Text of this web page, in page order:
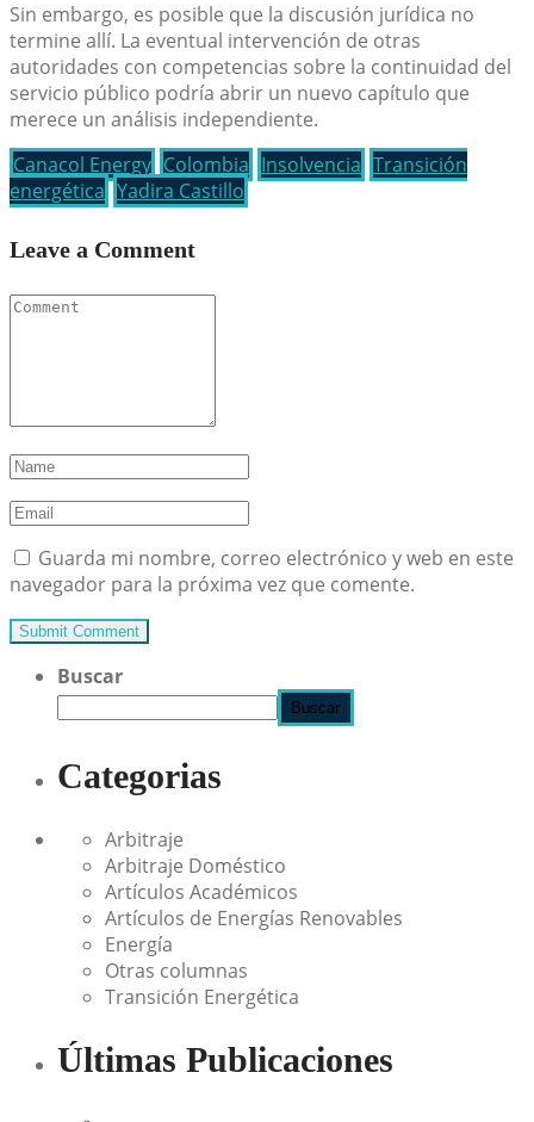
Sin embargo, es posible que la discusión jurídica no
termine allí. La eventual intervención de otras
autoridades con competencias sobre la continuidad del
servicio público podría abrir un nuevo capítulo que
merece un análisis independiente.
Canacol Energy Colombia Insolvencia Transición
energética Yadira Castillo
Leave a Comment
Guarda mi nombre, correo electrónico y web en este
navegador para la próxima vez que comente.
Buscar
Buscar
Categorias
Arbitraje
Arbitraje Doméstico
Artículos Académicos
Artículos de Energías Renovables
Energía
Otras columnas
Transición Energética
Últimas Publicaciones